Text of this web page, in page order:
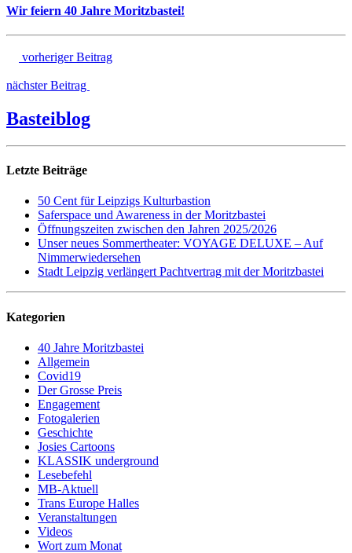
Wir feiern 40 Jahre Moritzbastei!
vorheriger Beitrag
nächster Beitrag
Basteiblog
Letzte Beiträge
50 Cent für Leipzigs Kulturbastion
Saferspace und Awareness in der Moritzbastei
Öffnungszeiten zwischen den Jahren 2025/2026
Unser neues Sommertheater: VOYAGE DELUXE – Auf
Nimmerwiedersehen
Stadt Leipzig verlängert Pachtvertrag mit der Moritzbastei
Kategorien
40 Jahre Moritzbastei
Allgemein
Covid19
Der Grosse Preis
Engagement
Fotogalerien
Geschichte
Josies Cartoons
KLASSIK underground
Lesebefehl
MB-Aktuell
Trans Europe Halles
Veranstaltungen
Videos
Wort zum Monat